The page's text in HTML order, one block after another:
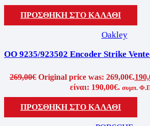
ΠΡΟΣΘΉΚΗ ΣΤΟ ΚΑΛΆΘΙ
Oakley
OO 9235/923502 Encoder Strike
269,00€ Original price was: 269,00€.
είναι: 190,00€. συμπ.
ΠΡΟΣΘΉΚΗ ΣΤΟ ΚΑΛΆΘΙ